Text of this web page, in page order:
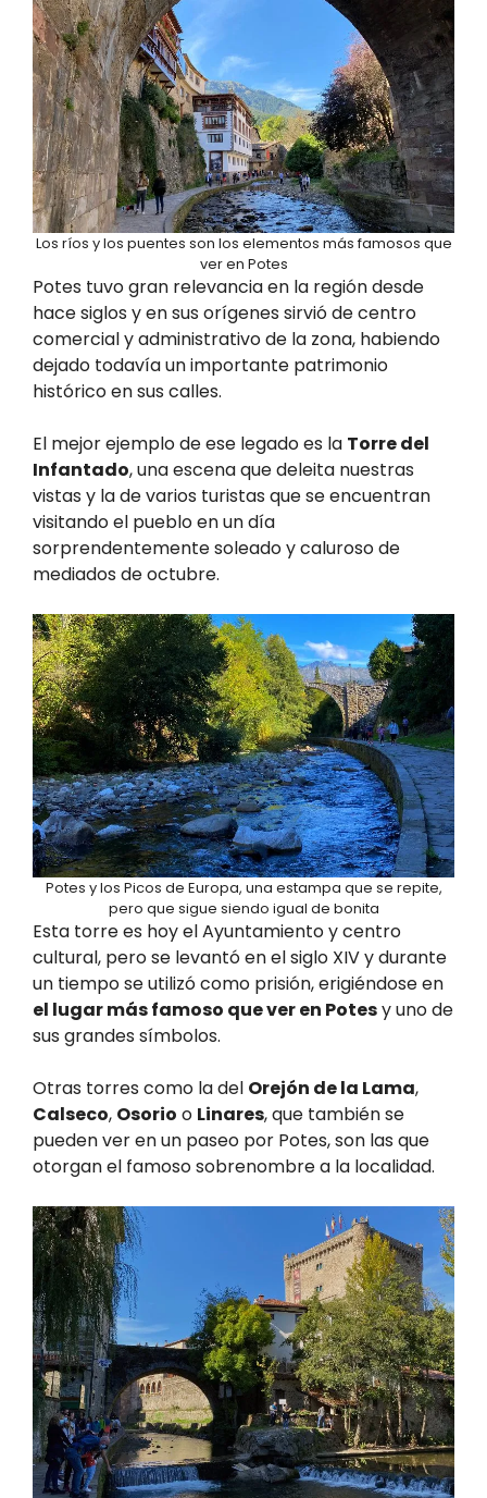
Los ríos y los puentes son los elementos más famosos que
ver en Potes
Potes tuvo gran relevancia en la región desde
hace siglos y en sus orígenes sirvió de centro
comercial y administrativo de la zona, habiendo
dejado todavía un importante patrimonio
histórico en sus calles.
El mejor ejemplo de ese legado es la Torre del
Infantado, una escena que deleita nuestras
vistas y la de varios turistas que se encuentran
visitando el pueblo en un día
sorprendentemente soleado y caluroso de
mediados de octubre.
Potes y los Picos de Europa, una estampa que se repite,
pero que sigue siendo igual de bonita
Esta torre es hoy el Ayuntamiento y centro
cultural, pero se levantó en el siglo XIV y durante
un tiempo se utilizó como prisión, erigiéndose en
el lugar más famoso que ver en Potesy uno de
sus grandes símbolos.
Otras torres como la del Orejón de la Lama,
Calseco, Osorio o Linares, que también se
pueden ver en un paseo por Potes, son las que
otorgan el famoso sobrenombre a la localidad.